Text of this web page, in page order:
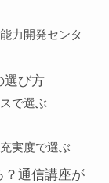
力開発センタ
選び方
で選ぶ
実度で選ぶ
？通信講座が